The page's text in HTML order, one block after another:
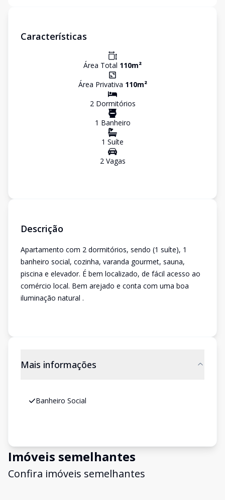
Características
Área Total 110m²
Área Privativa 110m²
2Dormitórios
1 Banheiro
1 Suíte
2Vagas
Descrição
Apartamento com 2 dormitórios, sendo (1 suíte), 1
banheiro social, cozinha, varanda gourmet, sauna,
piscina e elevador. É bem localizado, de fácil acesso ao
comércio local. Bem arejado e conta com uma boa
iluminação natural .
Mais informações
Banheiro Social
Imóveis semelhantes
Confira imóveis semelhantes